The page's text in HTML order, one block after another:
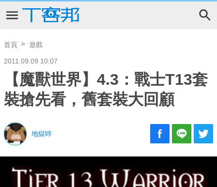
首頁 遊戲
2011.09.09 10:07
【魔獸世界】4.3：戰士T13套
裝搶先看，舊套裝大回顧
地獄咩